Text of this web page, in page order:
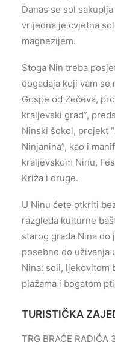
Danas se sol
vrijedna je cvjetna
magnezijem.
Stoga Nin treba
događaja koji vam se
Gospe od Zečeva,
kraljevski grad”,
Ninski šokol, projekt
Ninjanina”, kao i
kraljevskom Ninu,
Križa i druge.
U Ninu ćete otkriti
razgleda kulturne
starog grada Nina
posebno do uživanja
Nina: soli, ljekovitom
plažama i bogatom
TURISTIČKA
TRG BRAĆE RADIĆA